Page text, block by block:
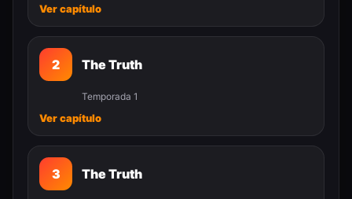
Ver capítulo
2 The Truth
Temporada 1
Ver capítulo
3 The Truth